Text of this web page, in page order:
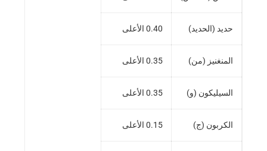
حديد (الحديد) 0.40 الأعلى
المنغنيز (من) 0.35 الأعلى
السيليكون (و) 0.35 الأعلى
الكربون (ج) 0.15 الأعلى